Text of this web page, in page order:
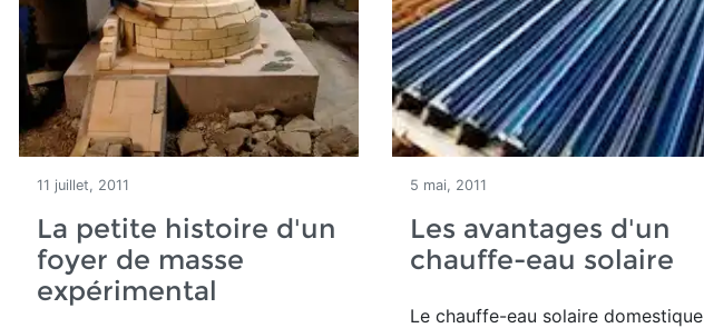
11 juillet, 2011
La petite histoire d'un
foyer de masse
expérimental
5 mai, 2011
Les avantages d'un
chauffe-eau solaire
Le chauffe-eau solaire domestique